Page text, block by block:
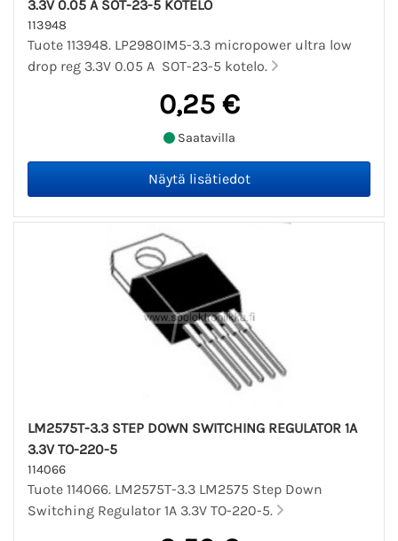
3.3V 0.05 A SOT-23-5 KOTELO
113948
Tuote 113948. LP2980IM5-3.3 micropower ultra low
drop reg 3.3V 0.05 A SOT-23-5 kotelo.
0,25 €
Saatavilla
LM2575T-3.3 STEP DOWN SWITCHING REGULATOR 1A
3.3V TO-220-5
114066
Tuote 114066. LM2575T-3.3 LM2575 Step Down
Switching Regulator 1A 3.3V TO-220-5.